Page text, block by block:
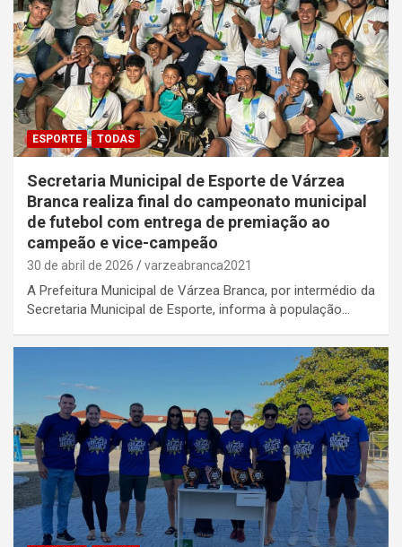
ESPORTE TODAS
Secretaria Municipal de Esporte de Várzea
Branca realiza final do campeonato municipal
de futebol com entrega de premiação ao
campeão e vice-campeão
30 de abril de 2026 varzeabranca2021
A Prefeitura Municipal de Várzea Branca, por intermédio da
Secretaria Municipal de Esporte, informa à população…